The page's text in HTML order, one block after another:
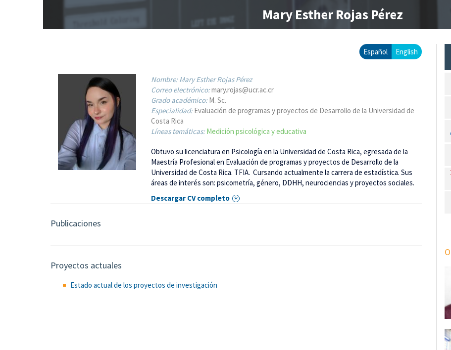
Mary Esther Rojas Pérez
Español English
Nombre:Mary Esther Rojas Pérez
Correo electrónico:mary.rojas@ucr.ac.cr
Grado académico:M. Sc.
Especialidad:Evaluación de programas y proyectos de Desarrollo de la Universidad de
Costa Rica
Líneas temáticas:Medición psicológica y educativa
Obtuvo su licenciatura en Psicología en la Universidad de Costa Rica, egresada de la
Maestría Profesional en Evaluación de programas y proyectos de Desarrollo de la
Universidad de Costa Rica. TFIA. Cursando actualmente la carrera de estadística. Sus
áreas de interés son: psicometría, género, DDHH, neurociencias y proyectos sociales.
Descargar CV completo
Publicaciones
Proyectos actuales
Estado actual de los proyectos de investigación